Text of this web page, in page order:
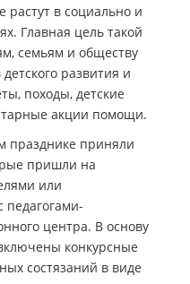
растут в социально и
Главная цель такой
семьям и обществу
развития и
походы, детские
акции помощи.
празднике приняли
пришли на
или
центра. В основу
конкурсные
состязаний в виде